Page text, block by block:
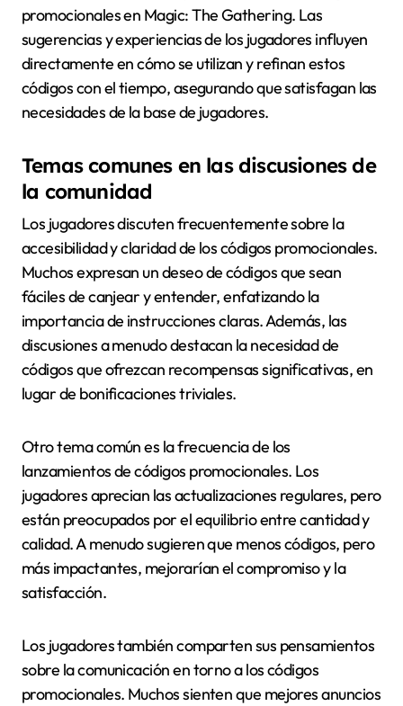
promocionales en Magic: The Gathering. Las
sugerencias y experiencias de los jugadores influyen
directamente en cómo se utilizan y refinan estos
códigos con el tiempo, asegurando que satisfagan las
necesidades de la base de jugadores.
Temas comunes en las discusiones de
la comunidad
Los jugadores discuten frecuentemente sobre la
accesibilidad y claridad de los códigos promocionales.
Muchos expresan un deseo de códigos que sean
fáciles de canjear y entender, enfatizando la
importancia de instrucciones claras. Además, las
discusiones a menudo destacan la necesidad de
códigos que ofrezcan recompensas significativas, en
lugar de bonificaciones triviales.
Otro tema común es la frecuencia de los
lanzamientos de códigos promocionales. Los
jugadores aprecian las actualizaciones regulares, pero
están preocupados por el equilibrio entre cantidad y
calidad. A menudo sugieren que menos códigos, pero
más impactantes, mejorarían el compromiso y la
satisfacción.
Los jugadores también comparten sus pensamientos
sobre la comunicación en torno a los códigos
promocionales. Muchos sienten que mejores anuncios